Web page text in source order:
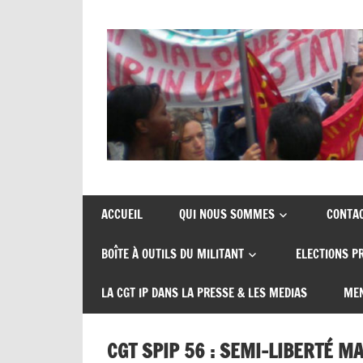
CGT
insertion
probation
de
syndicats
insertion
ACCUEIL QUI NOUS SOMMES
BOÎTE À OUTILS DU MILITANT ELECTIONS
LA CGT IP DANS LA PRESSE & LES MEDIAS
CGT SPIP 56 : SEMI-LIBERTÉ